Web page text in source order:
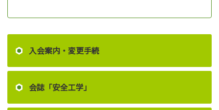
入会案内・変更手続
会誌「安全工学」